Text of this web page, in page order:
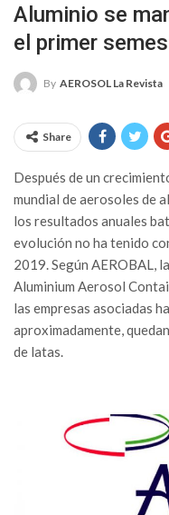
Aluminio se
el primer
By AEROSOL La Revista
Share
Después de un
mundial de aerosoles de
los resultados anuales
evolución no ha tenido
2019. Según
Aluminium Aerosol
las empresas asociadas
aproximadamente,
de latas.